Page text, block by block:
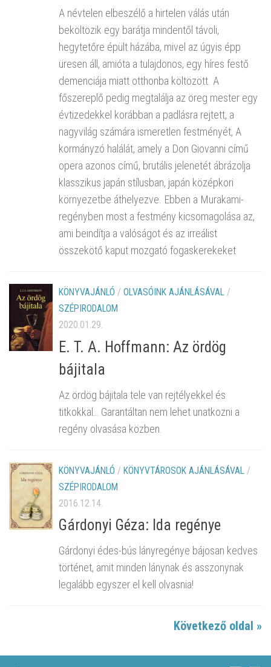
A névtelen elbeszélő a hirtelen válás után
beköltözik egy barátja mindentől távoli,
hegytetőre épült házába, mivel az úgyis épp
üresen áll, amióta a tulajdonos, egy híres festő
demenciája miatt otthonba költözött. A
főszereplő pedig megtalálja az öreg mester egy
évtizedekkel korábban a padlásra rejtett, a
nagyvilág számára ismeretlen festményét, A
kormányzó halálát, amely a Don Giovanni című
opera azonos című, brutális jelenetét ábrázolja
klasszikus japán stílusban, japán középkori
környezetbe áthelyezve. Ebben a Murakami-
regényben most a festmény kicsomagolása az,
ami beindítja a valóságot és az irreálist
összekötő kaput mozgató fogaskerekeket
KÖNYVAJÁNLÓ / OLVASÓINK AJÁNLÁSÁVAL /
SZÉPIRODALOM
2020.01.29.
E. T. A. Hoffmann: Az ördög
bájitala
Az ördög bájitala tele van rejtélyekkel és
titkokkal… Garantáltan nem lehet unatkozni a
regény olvasása közben.
KÖNYVAJÁNLÓ / KÖNYVTÁROSOK AJÁNLÁSÁVAL /
SZÉPIRODALOM
2016.12.14.
Gárdonyi Géza: Ida regénye
Gárdonyi édes-bús lányregénye bájosan kedves
történet, amit minden lánynak és asszonynak
legalább egyszer el kell olvasnia!
Következő oldal »